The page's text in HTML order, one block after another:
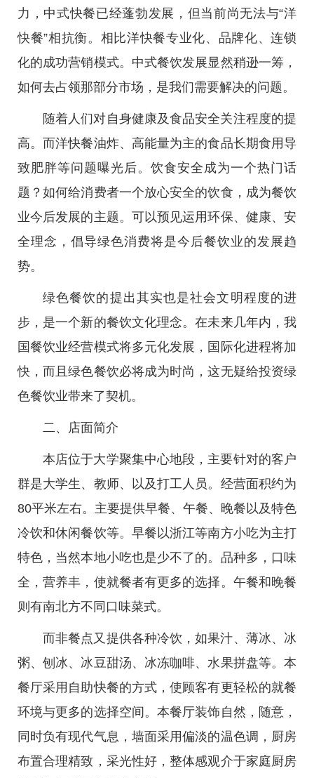
力，中式快餐已经蓬勃发展，但当前尚无法与“洋
快餐”相抗衡。相比洋快餐专业化、品牌化、连锁
化的成功营销模式。中式餐饮发展显然稍逊一筹，
如何去占领那部分市场，是我们需要解决的问题。
随着人们对自身健康及食品安全关注程度的提
高。而洋快餐油炸、高能量为主的食品长期食用导
致肥胖等问题曝光后。饮食安全成为一个热门话
题？如何给消费者一个放心安全的饮食，成为餐饮
业今后发展的主题。可以预见运用环保、健康、安
全理念，倡导绿色消费将是今后餐饮业的发展趋
势。
绿色餐饮的提出其实也是社会文明程度的进
步，是一个新的餐饮文化理念。在未来几年内，我
国餐饮业经营模式将多元化发展，国际化进程将加
快，而且绿色餐饮必将成为时尚，这无疑给投资绿
色餐饮业带来了契机。
二、店面简介
本店位于大学聚集中心地段，主要针对的客户
群是大学生、教师、以及打工人员。经营面积约为
80平米左右。主要提供早餐、午餐、晚餐以及特色
冷饮和休闲餐饮等。早餐以浙江等南方小吃为主打
特色，当然本地小吃也是少不了的。品种多，口味
全，营养丰，使就餐者有更多的选择。午餐和晚餐
则有南北方不同口味菜式。
而非餐点又提供各种冷饮，如果汁、薄冰、冰
粥、刨冰、冰豆甜汤、冰冻咖啡、水果拼盘等。本
餐厅采用自助快餐的方式，使顾客有更轻松的就餐
环境与更多的选择空间。本餐厅装饰自然，随意，
同时负有现代气息，墙面采用偏淡的温色调，厨房
布置合理精致，采光性好，整体感观介于家庭厨房